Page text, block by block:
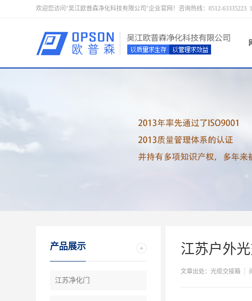
欢迎您访问"吴江欧普森净化科技有限公司"企业官网！咨询热线：0512-63335223
江苏户外
文章出处：光缆交接箱
产品展示
江苏净化门